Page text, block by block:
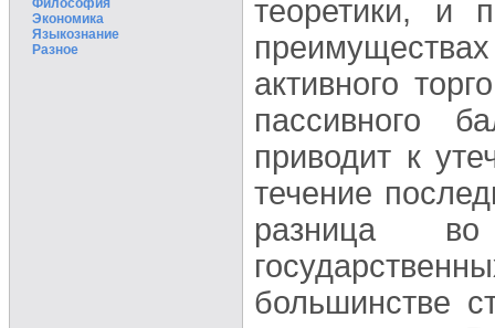
Философия
Экономика
Языкознание
Разное
теоретики, и
активного
пассивного
приводит к
течение
разница
большинстве